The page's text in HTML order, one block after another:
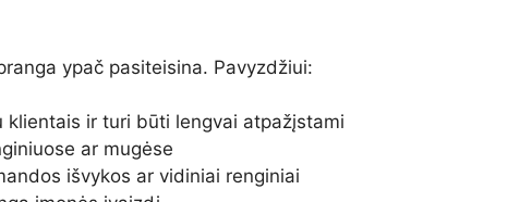
ypač pasiteisina. Pavyzdžiui:
ir turi būti lengvai atpažįstami
ar mugėse
išvykos ar vidiniai renginiai